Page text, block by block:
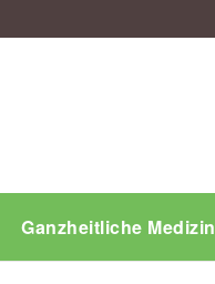
Ganzheitliche Medizin